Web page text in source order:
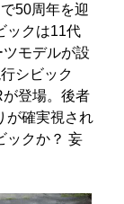
50周年を迎
ックは11代
モデルが設
シビック
登場。後者
が確実視され
ックか？ 妄